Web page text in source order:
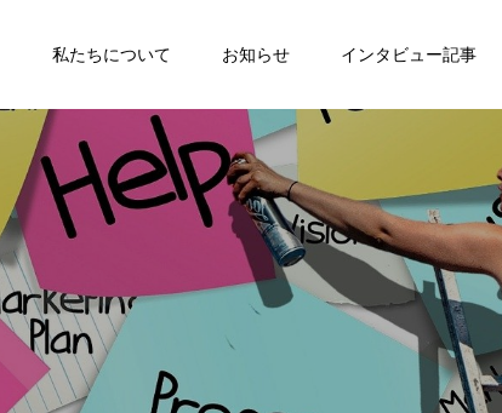
私たちについて お知らせ インタビュー記事